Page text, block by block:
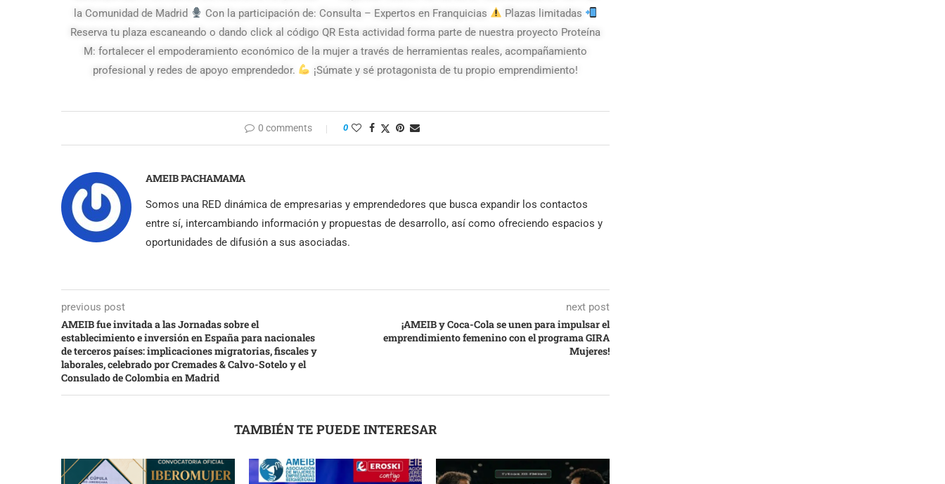
la Comunidad de Madrid
Con la participación de: Consulta – Expertos en Franquicias
Plazas limitadas
Reserva tu plaza escaneando o dando click al código QR Esta actividad forma parte de nuestra proyecto Proteína
M: fortalecer el empoderamiento económico de la mujer a través de herramientas reales, acompañamiento
profesional y redes de apoyo emprendedor.
¡Súmate y sé protagonista de tu propio emprendimiento!
0 comments 0
AMEIB PACHAMAMA
Somos una RED dinámica de empresarias y emprendedores que busca expandir los contactos
entre sí, intercambiando información y propuestas de desarrollo, así como ofreciendo espacios y
oportunidades de difusión a sus asociadas.
previous post
AMEIB fue invitada a las Jornadas sobre el
establecimiento e inversión en España para nacionales
de terceros países: implicaciones migratorias, fiscales y
laborales, celebrado por Cremades & Calvo-Sotelo y el
Consulado de Colombia en Madrid
next post
¡AMEIB y Coca-Cola se unen para impulsar el
emprendimiento femenino con el programa GIRA
Mujeres!
TAMBIÉN TE PUEDE INTERESAR